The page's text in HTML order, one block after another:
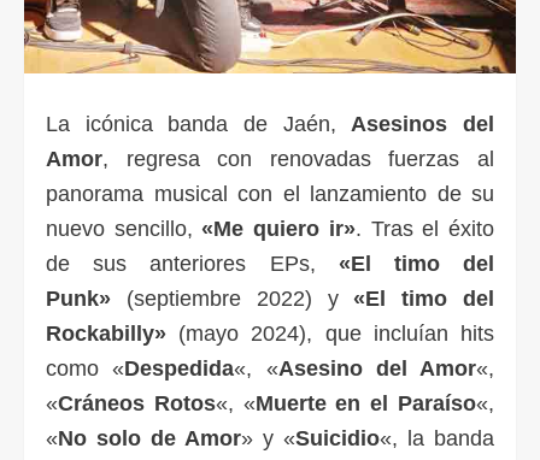
La icónica banda de Jaén,Asesinos del
Amor, regresa con renovadas fuerzas al
panorama musical con el lanzamiento de su
nuevo sencillo,«Me quiero ir». Tras el éxito
de sus anteriores EPs, «El timo del
Punk» (septiembre 2022) y«El timo del
Rockabilly» (mayo 2024), que incluían hits
como «Despedida«, «Asesino del Amor«,
«Cráneos Rotos«, «Muerte en el Paraíso«,
«No solo de Amor» y «Suicidio«, la banda